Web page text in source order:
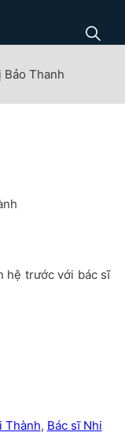
Bảo Thanh
hệ trước với bác sĩ
Thành, Bác sĩ Nhi